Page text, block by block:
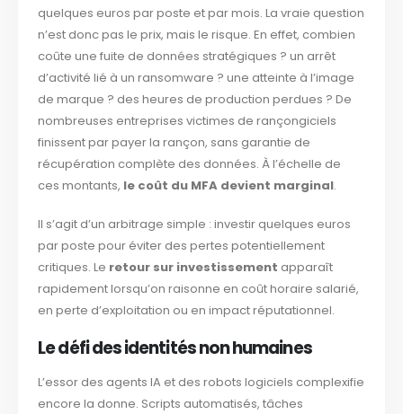
quelques euros par poste et par mois. La vraie question
n’est donc pas le prix, mais le risque. En effet, combien
coûte une fuite de données stratégiques ? un arrêt
d’activité lié à un ransomware ? une atteinte à l’image
de marque ? des heures de production perdues ? De
nombreuses entreprises victimes de rançongiciels
finissent par payer la rançon, sans garantie de
récupération complète des données. À l’échelle de
ces montants, le coût du MFA devient marginal.
Il s’agit d’un arbitrage simple : investir quelques euros
par poste pour éviter des pertes potentiellement
critiques. Le retour sur investissement apparaît
rapidement lorsqu’on raisonne en coût horaire salarié,
en perte d’exploitation ou en impact réputationnel.
Le défi des identités non humaines
L’essor des agents IA et des robots logiciels complexifie
encore la donne. Scripts automatisés, tâches